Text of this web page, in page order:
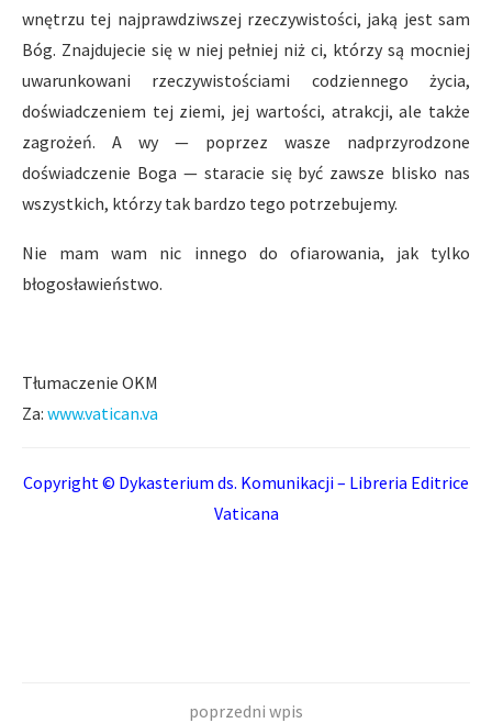
wnętrzu tej najprawdziwszej rzeczywistości, jaką jest sam
Bóg. Znajdujecie się w niej pełniej niż ci, którzy są mocniej
uwarunkowani rzeczywistościami codziennego życia,
doświadczeniem tej ziemi, jej wartości, atrakcji, ale także
zagrożeń. A wy — poprzez wasze nadprzyrodzone
doświadczenie Boga — staracie się być zawsze blisko nas
wszystkich, którzy tak bardzo tego potrzebujemy.
Nie mam wam nic innego do ofiarowania, jak tylko
błogosławieństwo.
Tłumaczenie OKM
Za: www.vatican.va
Copyright © Dykasterium ds. Komunikacji – Libreria Editrice
Vaticana
poprzedni wpis